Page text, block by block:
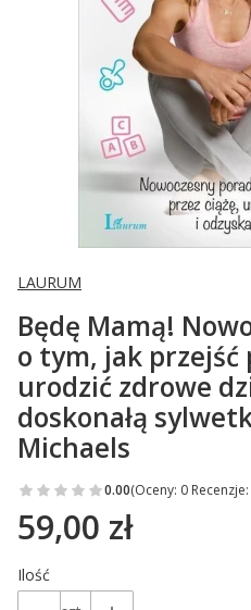
LAURUM
Będę Mamą!
o tym, jak przejść
urodzić zdrowe
doskonałą
Michaels
0.00(Oceny: 0 Recenzje:
Cena
59,00 zł
Ilość